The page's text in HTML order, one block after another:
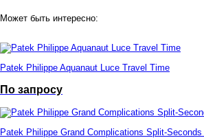
Может быть интересно:
Patek Philippe Aquanaut Luce Travel Time
По запросу
Patek Philippe Grand Complications Split-